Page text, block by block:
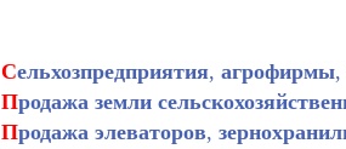
Сельхозпредприятия, агрофирмы,
Продажа земли
Продажа элеваторов,